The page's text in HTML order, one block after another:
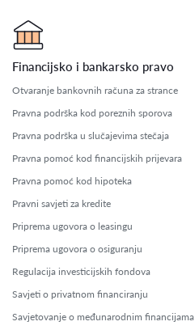
Financijsko i bankarsko pravo
Otvaranje bankovnih računa za strance
Pravna podrška kod poreznih sporova
Pravna podrška u slučajevima stečaja
Pravna pomoć kod financijskih prijevara
Pravna pomoć kod hipoteka
Pravni savjeti za kredite
Priprema ugovora o leasingu
Priprema ugovora o osiguranju
Regulacija investicijskih fondova
Savjeti o privatnom financiranju
Savjetovanje o međunarodnim financijama